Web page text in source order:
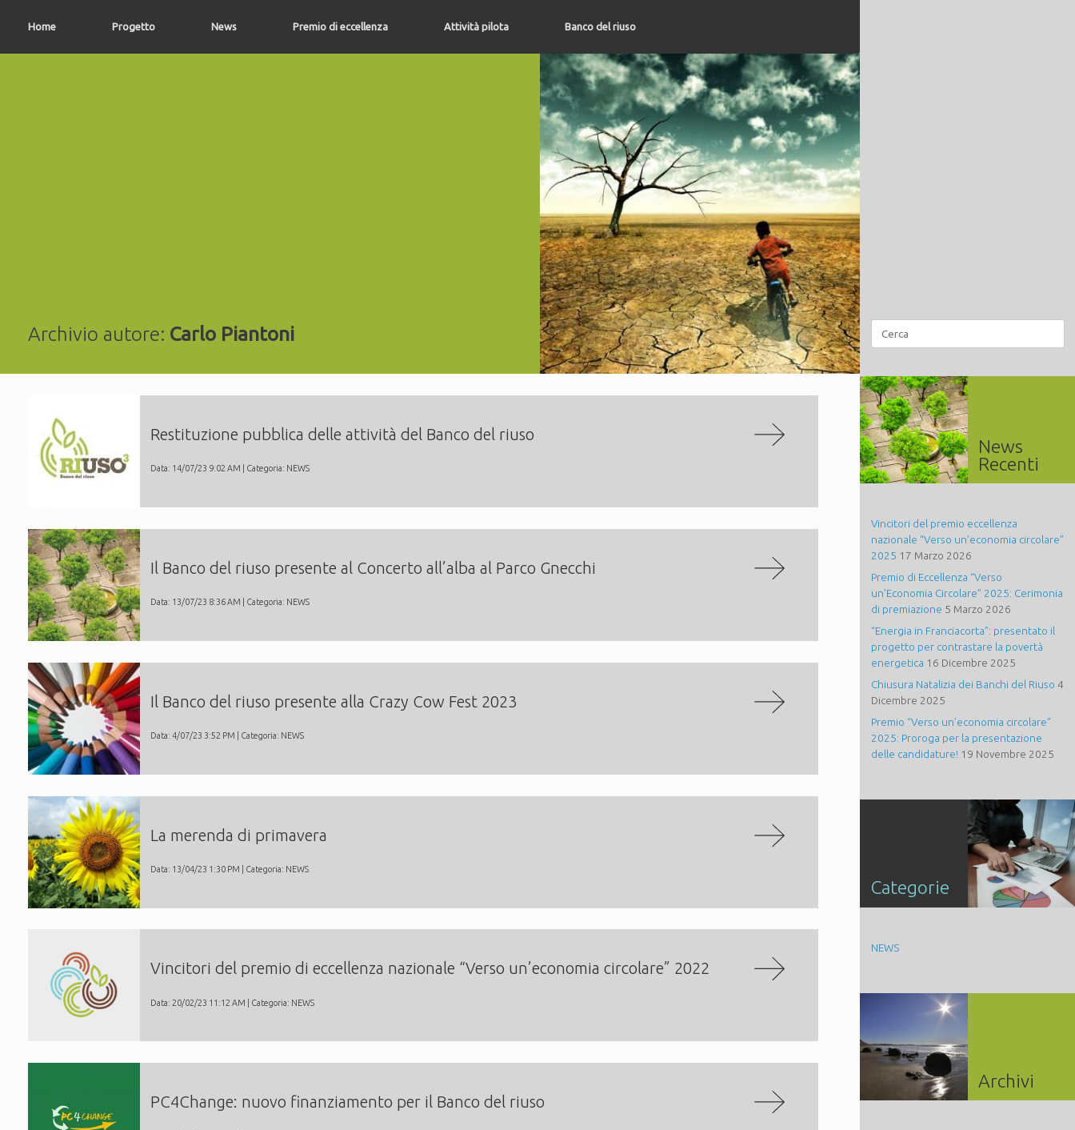
Home Progetto News Premio di eccellenza Attività pilota Banco del riuso
Archivio autore: Carlo Piantoni
Restituzione pubblica delle attività del Banco del riuso
Data: 14/07/23 9:02 AM | Categoria: NEWS
Il Banco del riuso presente al Concerto all’alba al Parco Gnecchi
Data: 13/07/23 8:36 AM | Categoria: NEWS
Il Banco del riuso presente alla Crazy Cow Fest 2023
Data: 4/07/23 3:52 PM | Categoria: NEWS
La merenda di primavera
Data: 13/04/23 1:30 PM | Categoria: NEWS
Vincitori del premio di eccellenza nazionale “Verso un’economia circolare” 2022
Data: 20/02/23 11:12 AM | Categoria: NEWS
PC4Change: nuovo finanziamento per il Banco del riuso
News
Recenti
Vincitori del premio eccellenza
nazionale “Verso un’economia circolare”
2025 17 Marzo 2026
Premio di Eccellenza “Verso
un’Economia Circolare” 2025: Cerimonia
di premiazione 5 Marzo 2026
“Energia in Franciacorta”: presentato il
progetto per contrastare la povertà
energetica 16 Dicembre 2025
Chiusura Natalizia dei Banchi del Riuso 4
Dicembre 2025
Premio “Verso un’economia circolare”
2025: Proroga per la presentazione
delle candidature! 19 Novembre 2025
Categorie
NEWS
Archivi